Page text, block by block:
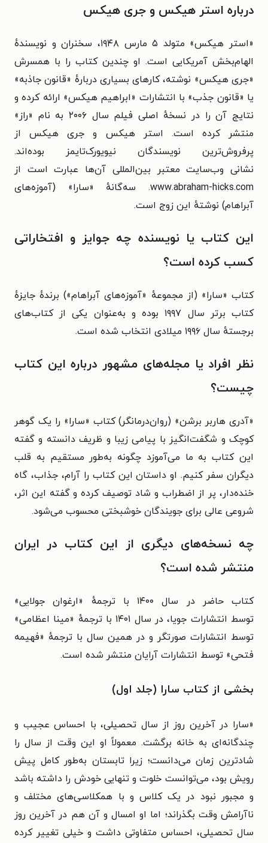
درباره استر هیکس و جری هیکس
«استر هیکس» متولد ۵ مارس ۱۹۴۸، سخنران و نویسندهٔ
الهام‌بخش آمریکایی است. او چندین کتاب را با همسرش
«جری هیکس» نوشته، کارهای بسیاری دربارهٔ «قانون جاذبه»
یا «قانون جذب» با انتشارات «ابراهیم هیکس» ارائه کرده و
نتایج آن را در نسخهٔ اصلی فیلم سال ۲۰۰۶ به نام «راز»
منتشر کرده است. استر هیکس و جری هیکس از
پرفروش‌ترین نویسندگان نیویورک‌تایمز بوده‌اند.
نشانی وب‌سایت معتبر بین‌المللی آن‌ها عبارت است از
www.abraham-hicks.com. سه‌گانهٔ «سارا» (آموزه‌های
آبراهام) نوشتهٔ این زوج است.
این کتاب یا نویسنده چه جوایز و افتخاراتی
کسب کرده است؟
کتاب «سارا» (از مجموعهٔ «آموزه‌های آبراهام») برندهٔ جایزهٔ
کتاب برتر سال ۱۹۹۷ بوده و
به‌عنوان یکی از کتاب‌های
برجستهٔ سال ۱۹۹۶ میلادی انتخاب شده است.
نظر افراد یا مجله‌های مشهور درباره این کتاب
چیست؟
«آدری هاربر برشن» (روان‌درمانگر) کتاب «سارا» را یک گوهر
کوچک و شگفت‌انگیز با پیامی زیبا و ظریف دانسته و گفته
این کتاب به ما می‌آموزد چگونه به‌طور مستقیم به قلب
دیگران سفر کنیم. او داستان این کتاب را آرام، جذاب، گاه
خنده‌دار، پر از اضطراب و شاد توصیف کرده و گفته این اثر،
شروعی عالی برای جویندگان خوشبختی محسوب می‌شود.
چه نسخه‌های دیگری از این کتاب در ایران
منتشر شده است؟
کتاب حاضر در سال ۱۴۰۰ با ترجمهٔ «
ارغوان جولایی»
توسط انتشارات جویا، در سال ۱۴۰۱ با ترجمهٔ «
مینا اعظامی»
توسط انتشارات صورتگر و در همین سال با ترجمهٔ «فهیمه
فتحی» توسط انتشارات آرایان منتشر شده است.
بخشی از کتاب سارا (جلد اول)
«سارا در آخرین روز از سال تحصیلی، با احساس عجیب و
چندگانه‌ای به خانه برگشت. معمولاً او این وقت از سال را
شادترین زمان می‌دانست؛ زیرا تابستان به‌طور کامل پیش
رویش بود، می‌توانست خلوت و تنهایی خودش را داشته باشد
و مجبور نبود در یک کلاس و با همکلاسی‌های مختلف و
ناآرامش وقت بگذراند؛ اما او امسال و آن هم در آخرین روز
سال تحصیلی، احساس متفاوتی داشت و خیلی تغییر کرده